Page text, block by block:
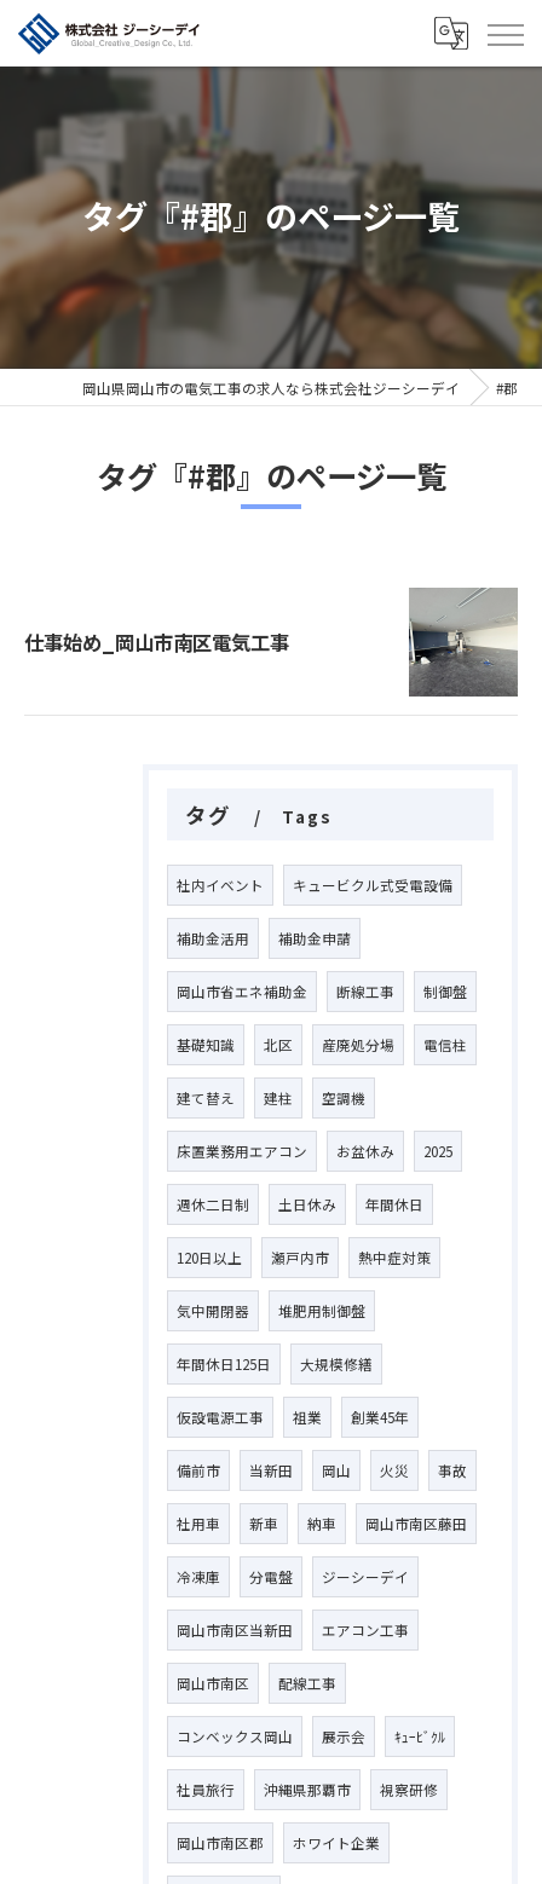
タグ『#郡』のページ一覧
岡山県岡山市の電気工事の求人なら株式会社ジーシーデイ #郡
タグ『#郡』のページ一覧
仕事始め_岡山市南区電気工事
タグ Tags
社内イベント キュービクル式受電設備
補助金活用 補助金申請
岡山市省エネ補助金 断線工事 制御盤
基礎知識 北区 産廃処分場 電信柱
建て替え 建柱 空調機
床置業務用エアコン お盆休み 2025
週休二日制 土日休み 年間休日
120日以上 瀬戸内市 熱中症対策
気中開閉器 堆肥用制御盤
年間休日125日 大規模修繕
仮設電源工事 祖業 創業45年
備前市 当新田 岡山 火災 事故
社用車 新車 納車 岡山市南区藤田
冷凍庫 分電盤 ジーシーデイ
岡山市南区当新田 エアコン工事
岡山市南区 配線工事
コンベックス岡山 展示会 ｷｭｰﾋﾞｸﾙ
社員旅行 沖縄県那覇市 視察研修
岡山市南区郡 ホワイト企業